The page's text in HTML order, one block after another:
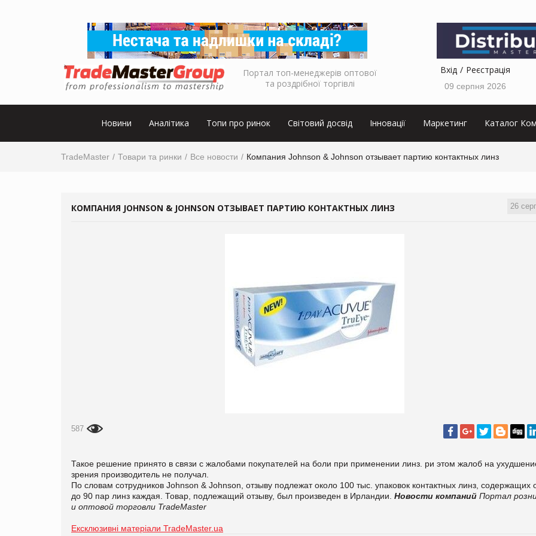
Портал топ-менеджерів оптової
та роздрібної торгівлі
Вхід Реєстрація
09 серпня 2026
Новини Аналітика Топи про ринок Світовий досвід Інновації Маркетинг Каталог
TradeMaster Товари та ринки Все новости Компания Johnson & Johnson отзывает партию контактных линз
26
КОМПАНИЯ JOHNSON & JOHNSON ОТЗЫВАЕТ ПАРТИЮ КОНТАКТНЫХ ЛИНЗ
587
Такое решение принято в связи с жалобами покупателей на боли при применении линз. ри этом жалоб на
зрения производитель не получал.
По словам сотрудников Johnson & Johnson, отзыву подлежат около 100 тыс. упаковок контактных линз, содержащих
до 90 пар линз каждая. Товар, подлежащий отзыву, был произведен в Ирландии. Новости компаний Портал
и оптовой торговли TradeMaster
Ексклюзивні матеріали TradeMaster.ua